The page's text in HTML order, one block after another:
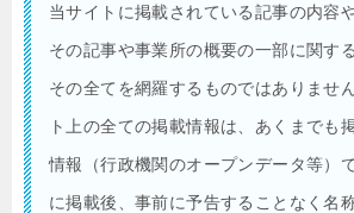
当サイトに掲載されている記事の内容
その記事や事業所の概要の一部に関す
その全てを網羅するものではありませ
ト上の全ての掲載情報は、あくまでも
情報（行政機関のオープンデータ等）
に掲載後、事前に予告することなく名